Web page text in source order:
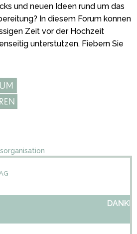
und neuen Ideen rund um das
In diesem Forum konnen
Zeit vor der Hochzeit
unterstutzen. Fiebern Sie